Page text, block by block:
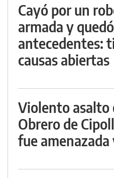
Cayó por un
armada y
antecedentes:
causas abiertas
Violento asalto
Obrero de
fue amenazada